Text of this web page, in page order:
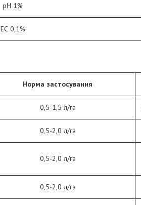
рН 1%
ЕС 0,1%
Норма застосування
0,5-1,5 л/га
0,5-2,0 л/га
0,5-2,0 л/га
0,5-2,0 л/га